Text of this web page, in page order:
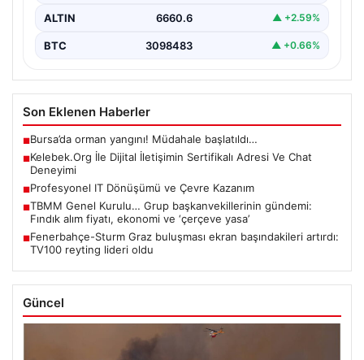
ALTIN 6660.6 ▲ +2.59%
BTC 3098483 ▲ +0.66%
Son Eklenen Haberler
■Bursa’da orman yangını! Müdahale başlatıldı…
■Kelebek.Org İle Dijital İletişimin Sertifikalı Adresi Ve Chat
Deneyimi
■Profesyonel IT Dönüşümü ve Çevre Kazanım
■TBMM Genel Kurulu… Grup başkanvekillerinin gündemi:
Fındık alım fiyatı, ekonomi ve ‘çerçeve yasa’
■Fenerbahçe-Sturm Graz buluşması ekran başındakileri artırdı:
TV100 reyting lideri oldu
Güncel